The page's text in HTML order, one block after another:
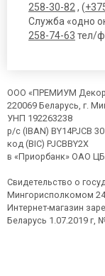
258-30-82 , (
Служба «одно
258-74-63 тел/
ООО «ПРЕМИУМ
220069 Беларусь, г.
УНП 192263238
р/с (IBAN) BY14PJCB
код (BIC) PJCBBY2X
в «Приорбанк» ОАО
Свидетельство о
Мингорисполкомом
Интернет-магазин
Беларусь 1.07.2019 г,